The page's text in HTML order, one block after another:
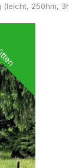
(leicht, 250hm,